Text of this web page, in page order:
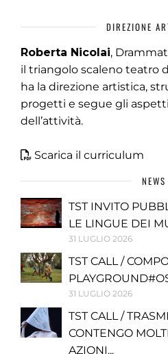
DIREZIONE
Roberta Nicolai,
il triangolo scaleno teatro
ha la direzione artistica,
progetti e segue gli
dell’attività.
Scarica il curriculum
NEWS
TST INVITO
LE LINGUE DEI
31 LUGLIO 2026
TST CALL /
31 LUGLIO 2026
TST CALL /
CONTENGO
AZIONI...